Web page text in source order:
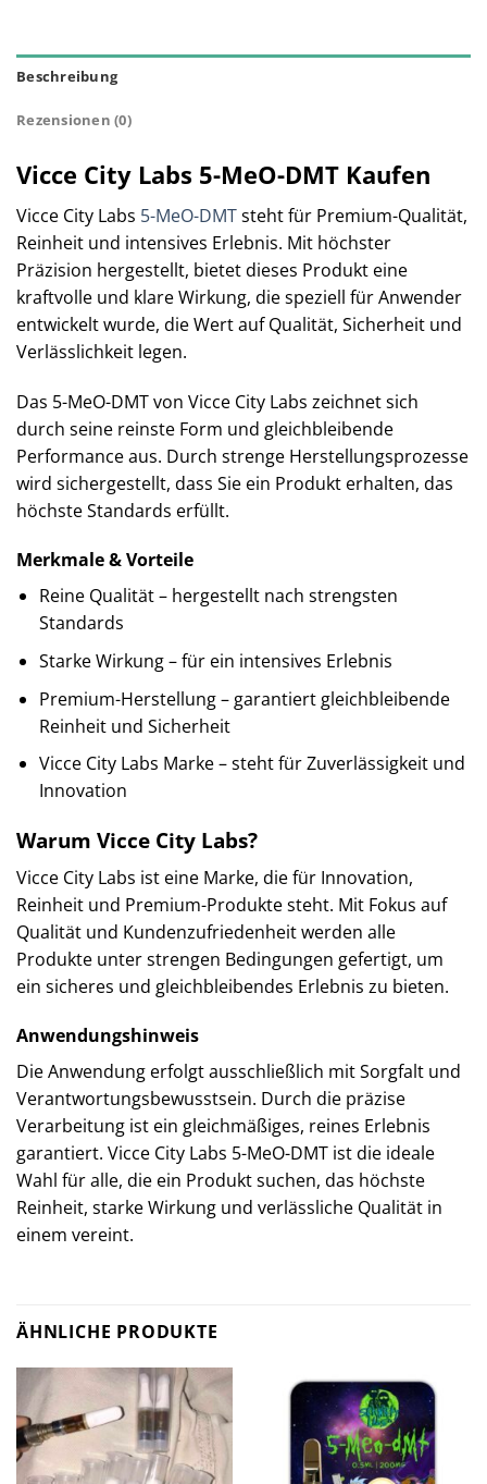
Beschreibung
Rezensionen (0)
Vicce City Labs 5-MeO-DMT Kaufen
Vicce City Labs 5-MeO-DMTsteht für Premium-Qualität,
Reinheit und intensives Erlebnis. Mit höchster
Präzision hergestellt, bietet dieses Produkt eine
kraftvolle und klare Wirkung, die speziell für Anwender
entwickelt wurde, die Wert auf Qualität, Sicherheit und
Verlässlichkeit legen.
Das 5-MeO-DMT von Vicce City Labs zeichnet sich
durch seine reinste Form und gleichbleibende
Performance aus. Durch strenge Herstellungsprozesse
wird sichergestellt, dass Sie ein Produkt erhalten, das
höchste Standards erfüllt.
Merkmale & Vorteile
Reine Qualität – hergestellt nach strengsten
Standards
Starke Wirkung – für ein intensives Erlebnis
Premium-Herstellung – garantiert gleichbleibende
Reinheit und Sicherheit
Vicce City Labs Marke – steht für Zuverlässigkeit und
Innovation
Warum Vicce City Labs?
Vicce City Labs ist eine Marke, die für Innovation,
Reinheit und Premium-Produkte steht. Mit Fokus auf
Qualität und Kundenzufriedenheit werden alle
Produkte unter strengen Bedingungen gefertigt, um
ein sicheres und gleichbleibendes Erlebnis zu bieten.
Anwendungshinweis
Die Anwendung erfolgt ausschließlich mit Sorgfalt und
Verantwortungsbewusstsein. Durch die präzise
Verarbeitung ist ein gleichmäßiges, reines Erlebnis
garantiert. Vicce City Labs 5-MeO-DMT ist die ideale
Wahl für alle, die ein Produkt suchen, das höchste
Reinheit, starke Wirkung und verlässliche Qualität in
einem vereint.
ÄHNLICHE PRODUKTE